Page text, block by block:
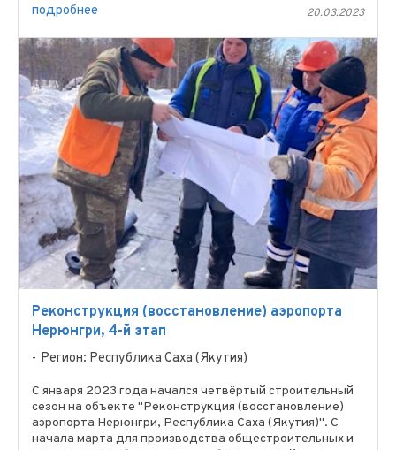
задействованы на участке по ...
подробнее 20.03.2023
Реконструкция (восстановление) аэропорта
Нерюнгри, 4-й этап
Регион: Республика Саха (Якутия)
С января 2023 года начался четвёртый строительный
сезон на объекте "Реконструкция (восстановление)
аэропорта Нерюнгри, Республика Саха (Якутия)". С
начала марта для производства общестроительных и